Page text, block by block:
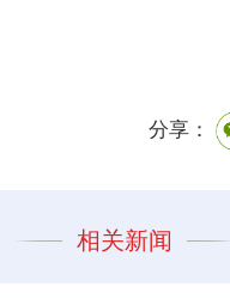
分享：
相关新闻